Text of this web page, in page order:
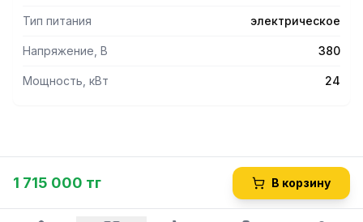
Тип питания электрическое
Напряжение, В 380
Мощность, кВт 24
1 715 000 тг В корзину